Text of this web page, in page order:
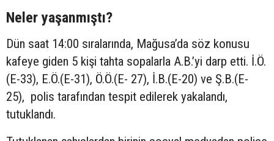
Neler yaşanmıştı?
Dün saat 14:00 sıralarında, Mağusa’da söz konusu
kafeye giden 5 kişi tahta sopalarla A.B.’yi darp etti. İ.Ö.
(E-33), E.Ö.(E-31), Ö.Ö.(E- 27), İ.B.(E-20) ve Ş.B.(E-
25), polis tarafından tespit edilerek yakalandı,
tutuklandı.